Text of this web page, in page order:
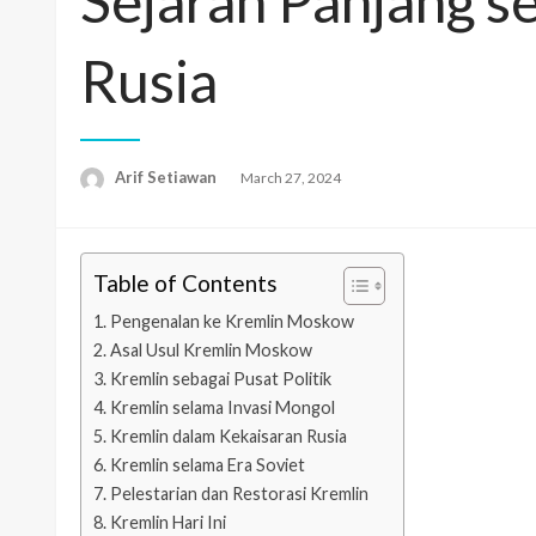
Rusia
Arif Setiawan
Posted
March 27, 2024
Table of Contents
Pengenalan ke Kremlin Moskow
Asal Usul Kremlin Moskow
Kremlin sebagai Pusat Politik
Kremlin selama Invasi Mongol
Kremlin dalam Kekaisaran Rusia
Kremlin selama Era Soviet
Pelestarian dan Restorasi Kremlin
Kremlin Hari Ini